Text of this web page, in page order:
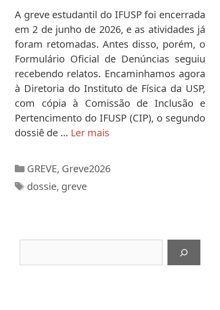
A greve estudantil do IFUSP foi encerrada
em 2 de junho de 2026, e as atividades já
foram retomadas. Antes disso, porém, o
Formulário Oficial de Denúncias seguiu
recebendo relatos. Encaminhamos agora
à Diretoria do Instituto de Física da USP,
com cópia à Comissão de Inclusão e
Pertencimento do IFUSP (CIP), o segundo
dossiê de … Ler mais
Categorias
GREVE, Greve2026
Tags
dossie, greve